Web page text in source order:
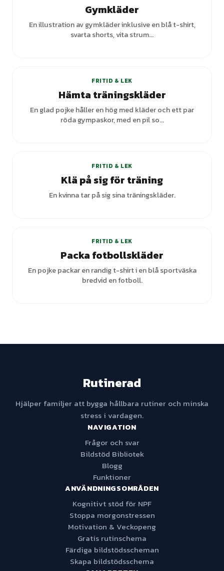
Gymkläder
En illustration av gymkläder inklusive en blå t-shirt,
svarta shorts, vita strum...
FRITID & LEK
Hämta träningskläder
En glad pojke håller en hög med kläder och ett par
röda gympaskor, med en pil so...
FRITID & LEK
Klä på sig för träning
En kvinna tar på sig sina träningskläder.
FRITID & LEK
Packa fotbollskläder
En pojke packar en randig t-shirt i en blå sportväska
bredvid en fotboll.
Rutinerad
Hjälper familjer att bygga hållbara rutiner och minska
stress i vardagen.
NAVIGATION
Frågor och svar
Bildstöd Bibliotek
Blogg
Funktioner
ANVÄNDNINGSOMRÅDEN
Kognitivt stöd för NPF
Stoppa morgonstressen
Motivation & Veckopeng
Gratis rutinschema
Färdiga bildstödsscheman
Skapa bildstödsschema